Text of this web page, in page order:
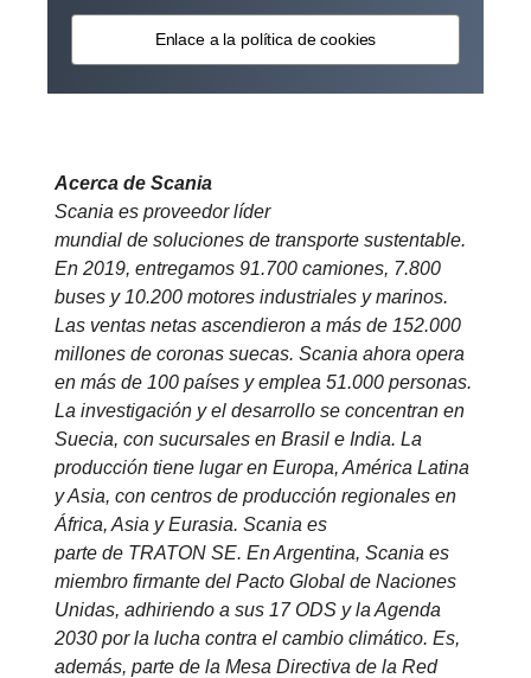
Enlace a la política de cookies
Acerca de Scania
Scania es proveedor líder
mundial de soluciones de transporte sustentable.
En 2019, entregamos 91.700 camiones, 7.800
buses y 10.200 motores industriales y marinos.
Las ventas netas ascendieron a más de 152.000
millones de coronas suecas. Scania ahora opera
en más de 100 países y emplea 51.000 personas.
La investigación y el desarrollo se concentran en
Suecia, con sucursales en Brasil e India. La
producción tiene lugar en Europa, América Latina
y Asia, con centros de producción regionales en
África, Asia y Eurasia. Scania es
parte de TRATON SE. En Argentina, Scania es
miembro firmante del Pacto Global de Naciones
Unidas, adhiriendo a sus 17 ODS y la Agenda
2030 por la lucha contra el cambio climático. Es,
además, parte de la Mesa Directiva de la Red